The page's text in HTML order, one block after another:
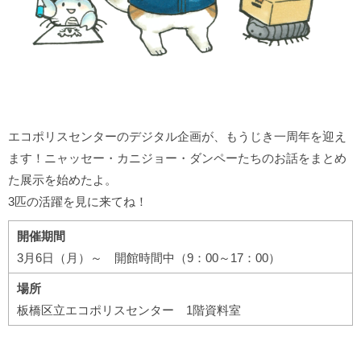
エコポリスセンターのデジタル企画が、もうじき一周年を迎え
ます！ニャッセー・カニジョー・ダンペーたちのお話をまとめ
た展示を始めたよ。
3匹の活躍を見に来てね！
開催期間
3月6日（月）～ 開館時間中（9：00～17：00）
場所
板橋区立エコポリスセンター 1階資料室